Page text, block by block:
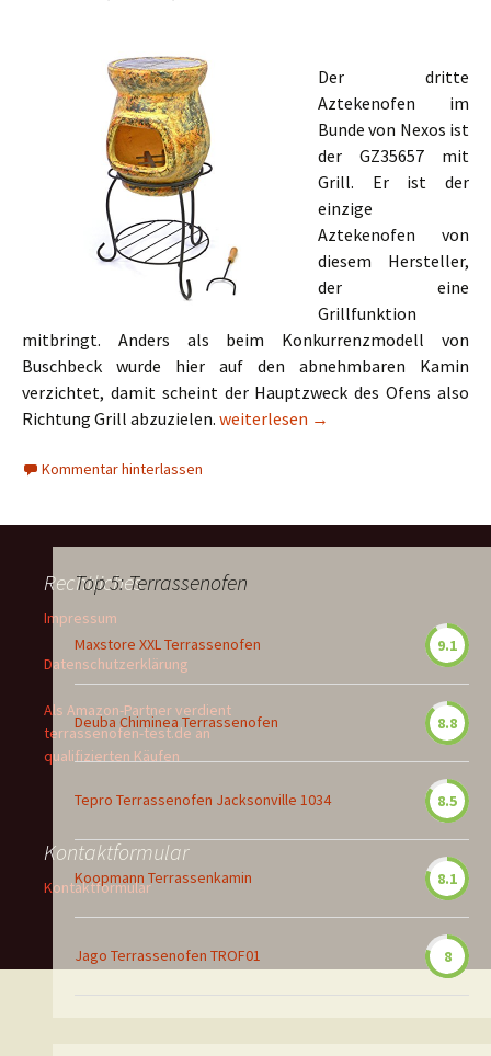
Der dritte
Aztekenofen im
Bunde von Nexos ist
der GZ35657 mit
Grill. Er ist der
einzige
Aztekenofen von
diesem Hersteller,
der eine
Grillfunktion
mitbringt. Anders als beim Konkurrenzmodell von
Buschbeck wurde hier auf den abnehmbaren Kamin
verzichtet, damit scheint der Hauptzweck des Ofens also
Richtung Grill abzuzielen. Nexos Aztekenofen GZ35657
weiterlesen →
Kommentar hinterlassen
Top 5: Terrassenofen
Maxstore XXL Terrassenofen 9.1
Deuba Chiminea Terrassenofen 8.8
Tepro Terrassenofen Jacksonville 1034 8.5
Koopmann Terrassenkamin 8.1
Jago Terrassenofen TROF01 8
Rechtliches
Impressum
Datenschutzerklärung
Als Amazon-Partner verdient
terrassenofen-test.de an
qualifizierten Käufen
Kontaktformular
Kontaktformular